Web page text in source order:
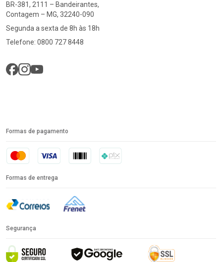
BR-381, 2111 – Bandeirantes,
Contagem – MG, 32240-090
Segunda a sexta de 8h às 18h
Telefone: 0800 727 8448
Formas de pagamento
Formas de entrega
Segurança